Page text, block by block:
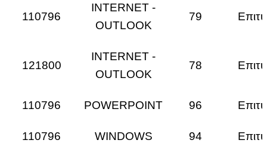
110796
INTERNET -
OUTLOOK
79
121800
INTERNET -
OUTLOOK
78
110796 POWERPOINT 96
110796 WINDOWS 94